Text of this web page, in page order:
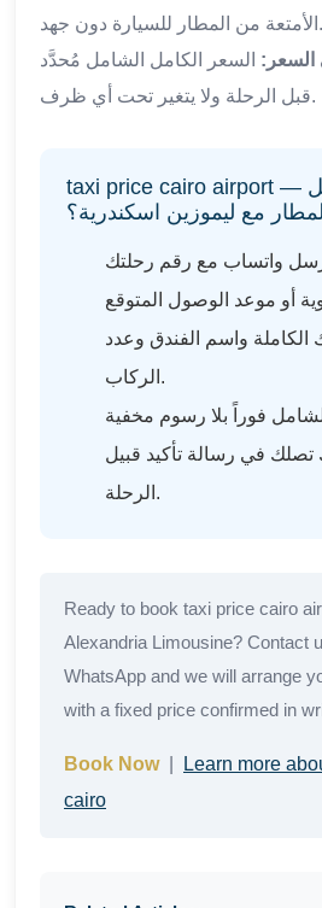
الأمتعة من المطار للسيارة دون جهد.
السعر الكامل الشامل مُحدَّد
قبل الرحلة ولا يتغير تحت أي ظرف.
taxi price cairo airport — كيف تحجز توصيل
مع ليموزين اسكندرية؟
واتساب مع رقم رحلتك
واسم الفندق وعدد
الركاب.
تصلك في رسالة تأكيد قبيل
الرحلة.
Ready to book taxi price cairo
Alexandria Limousine? Contact
WhatsApp and we will arrange
with a fixed price confirmed in
Book Now|
Learn more
cairo